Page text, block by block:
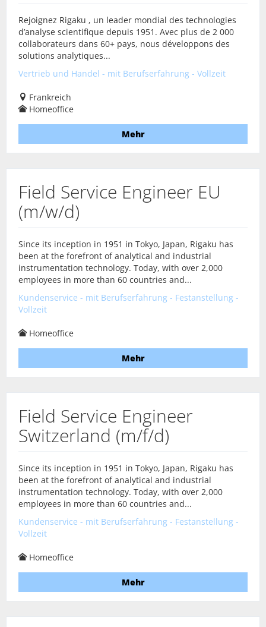
Rejoignez Rigaku , un leader mondial des technologies
d’analyse scientifique depuis 1951. Avec plus de 2 000
collaborateurs dans 60+ pays, nous développons des
solutions analytiques...
Vertrieb und Handel - mit Berufserfahrung - Vollzeit
Frankreich
Homeoffice
Mehr
Field Service Engineer EU
(m/w/d)
Since its inception in 1951 in Tokyo, Japan, Rigaku has
been at the forefront of analytical and industrial
instrumentation technology. Today, with over 2,000
employees in more than 60 countries and...
Kundenservice - mit Berufserfahrung - Festanstellung -
Vollzeit
Homeoffice
Mehr
Field Service Engineer
Switzerland (m/f/d)
Since its inception in 1951 in Tokyo, Japan, Rigaku has
been at the forefront of analytical and industrial
instrumentation technology. Today, with over 2,000
employees in more than 60 countries and...
Kundenservice - mit Berufserfahrung - Festanstellung -
Vollzeit
Homeoffice
Mehr